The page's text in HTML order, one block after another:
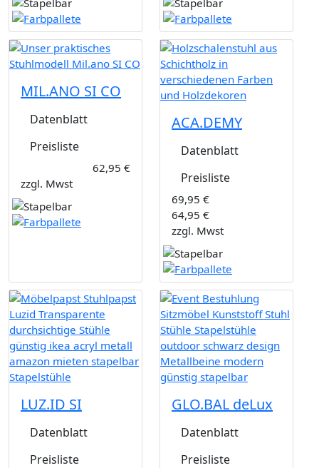
MIL.ANO SI CO
Datenblatt
Preisliste
62,95 €
zzgl. Mwst
ACA.DEMY
Datenblatt
Preisliste
69,95 €
64,95 €
zzgl. Mwst
LUZ.ID SI
Datenblatt
Preisliste
GLO.BAL deLux
Datenblatt
Preisliste